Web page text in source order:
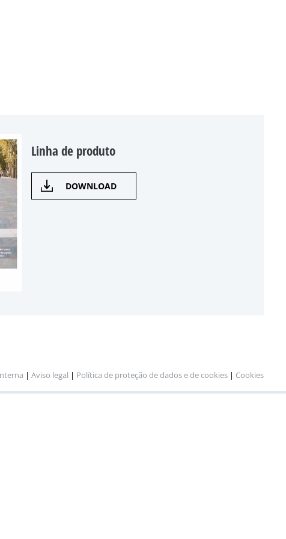
Linha de produto
DOWNLOAD
| Aviso legal | Política de proteção de dados e de cookies | Cookies